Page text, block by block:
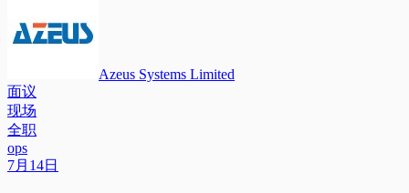
Azeus Systems Limited
面议
现场
全职
ops
7月14日